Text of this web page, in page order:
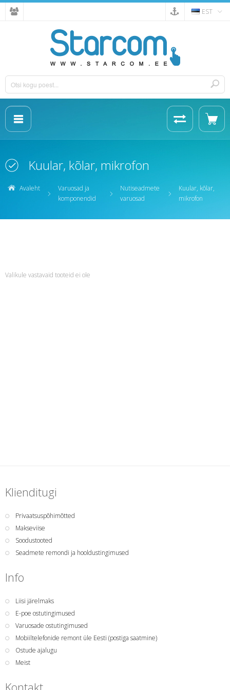
EST
Kuular, kõlar, mikrofon
Avaleht
Varuosad ja
komponendid
Nutiseadmete
varuosad
Kuular, kõlar,
mikrofon
Valikule vastavaid tooteid ei ole
Klienditugi
Privaatsuspõhimõtted
Makseviise
Soodustooted
Seadmete remondi ja hooldustingimused
Info
Liisi järelmaks
E-poe ostutingimused
Varuosade ostutingimused
Mobiiltelefonide remont üle Eesti (postiga saatmine)
Ostude ajalugu
Meist
Kontakt